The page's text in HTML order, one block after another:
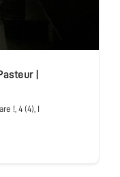
|
!, 4 (4), I